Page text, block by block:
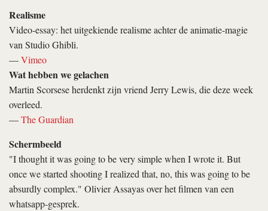
Realisme
Video-essay: het uitgekiende realisme achter de animatie-magie
van Studio Ghibli.
—Vimeo
Wat hebben we gelachen
Martin Scorsese herdenkt zijn vriend Jerry Lewis, die deze week
overleed.
—The Guardian
Schermbeeld
"I thought it was going to be very simple when I wrote it. But
once we started shooting I realized that, no, this was going to be
absurdly complex." Olivier Assayas over het filmen van een
whatsapp-gesprek.